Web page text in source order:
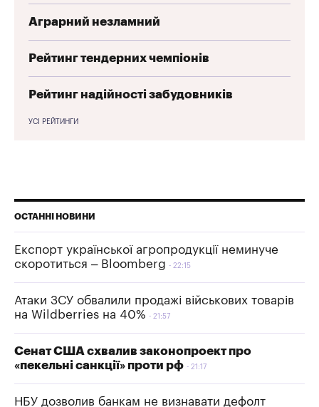
Аграрний незламний
Рейтинг тендерних чемпіонів
Рейтинг надійності забудовників
УСІ РЕЙТИНГИ
ОСТАННІ НОВИНИ
Експорт української агропродукції неминуче
скоротиться – Bloomberg
22:15
Атаки ЗСУ обвалили продажі військових товарів
на Wildberries на 40%
21:57
Сенат США схвалив законопроект про
«пекельні санкції» проти рф
21:17
НБУ дозволив банкам не визнавати дефолт